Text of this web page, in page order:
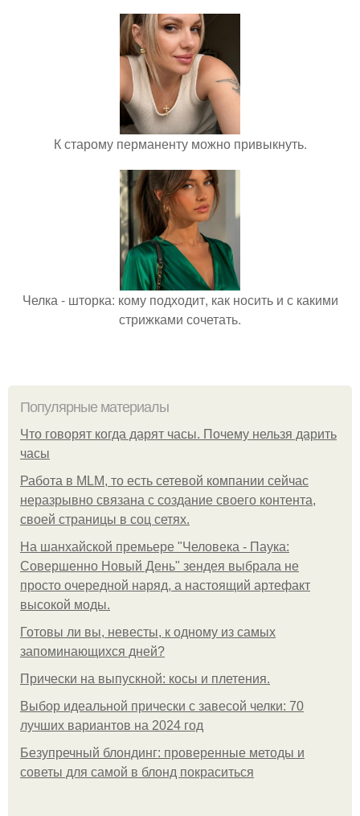
К старому перманенту можно привыкнуть.
Челка - шторка: кому подходит, как носить и с какими
стрижками сочетать.
Популярные материалы
Что говорят когда дарят часы. Почему нельзя дарить
часы
Работа в MLM, то есть сетевой компании сейчас
неразрывно связана с создание своего контента,
своей страницы в соц сетях.
На шанхайской премьере "Человека - Паука:
Совершенно Новый День" зендея выбрала не
просто очередной наряд, а настоящий артефакт
высокой моды.
Готовы ли вы, невесты, к одному из самых
запоминающихся дней?
Прически на выпускной: косы и плетения.
Выбор идеальной прически с завесой челки: 70
лучших вариантов на 2024 год
Безупречный блондинг: проверенные методы и
советы для самой в блонд покраситься